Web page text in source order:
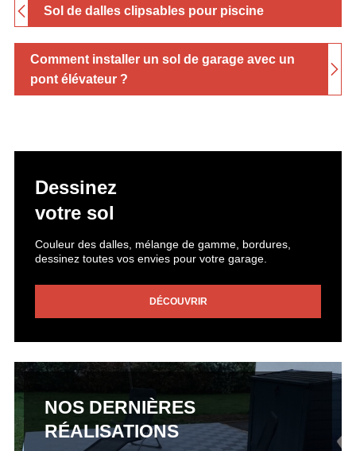
Sol de dalles clipsables pour piscine
Comment installer un sol de garage avec un
pont élévateur ?
Dessinez
votre sol
Couleur des dalles, mélange de gamme, bordures,
dessinez toutes vos envies pour votre garage.
DÉCOUVRIR
NOS DERNIÈRES
RÉALISATIONS